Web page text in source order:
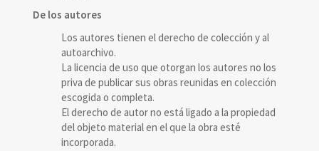
De los autores
Los autores tienen el derecho de colección y al
autoarchivo.
La licencia de uso que otorgan los autores no los
priva de publicar sus obras reunidas en colección
escogida o completa.
El derecho de autor no está ligado a la propiedad
del objeto material en el que la obra esté
incorporada.